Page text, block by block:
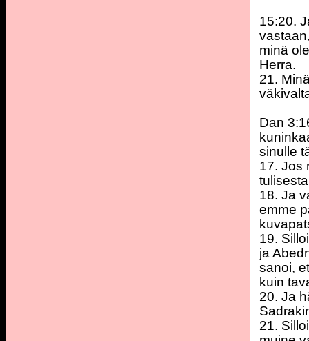
15:20.
minä
Herra.
21.
Dan
sinulle
17. Jos
18. Ja
emme
19.
ja
sanoi,
kuin
20. Ja
21.